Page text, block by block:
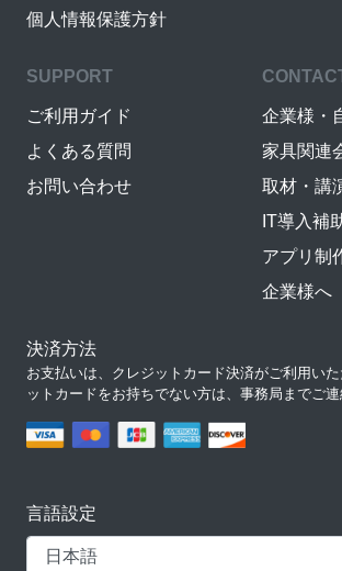
個人情報保護方針
SUPPORT
ご利用ガイド
よくある質問
お問い合わせ
企業様・
家具関連
取材・講
IT導入補
アプリ制
企業様へ
決済方法
お支払いは、クレジットカード決済がご利用い
ットカードをお持ちでない方は、事務局までご連
言語設定